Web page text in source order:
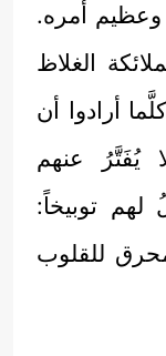
أمره.
الغلاظ
أرادوا أن
يُفَتَّرُ عنهم
لهم توبيخاً:
للقلوب